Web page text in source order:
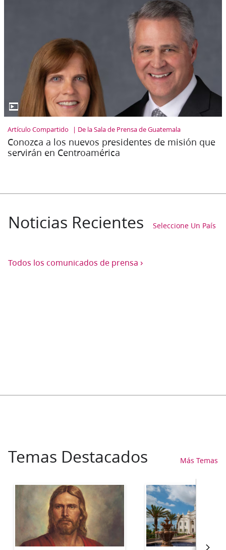
Artículo Compartido De la Sala de Prensa de Guatemala
Conozca a los nuevos presidentes de misión que
servirán en Centroamérica
Noticias Recientes Seleccione Un País
Todos los comunicados de prensa ›
Temas Destacados Más Temas